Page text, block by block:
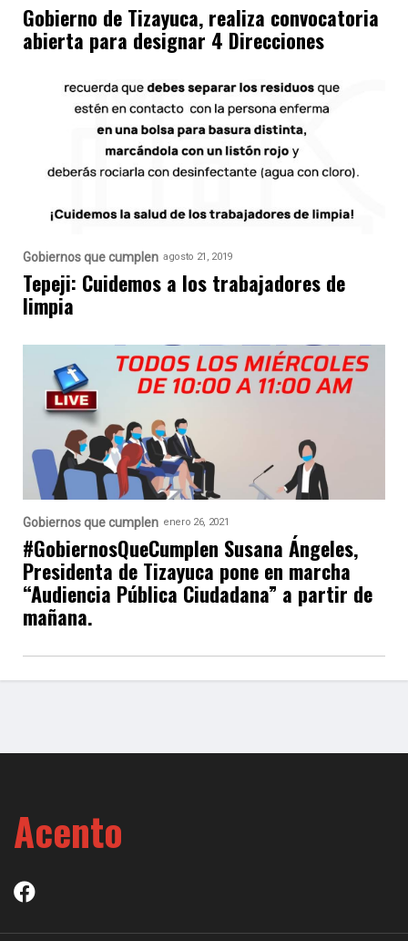
Gobierno de Tizayuca, realiza convocatoria
abierta para designar 4 Direcciones
Gobiernos que cumplen agosto 21, 2019
Tepeji: Cuidemos a los trabajadores de
limpia
Gobiernos que cumplen enero 26, 2021
#GobiernosQueCumplen Susana Ángeles,
Presidenta de Tizayuca pone en marcha
“Audiencia Pública Ciudadana” a partir de
mañana.
Acento